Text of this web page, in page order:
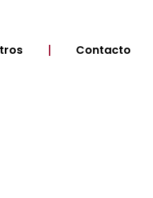
Contacto